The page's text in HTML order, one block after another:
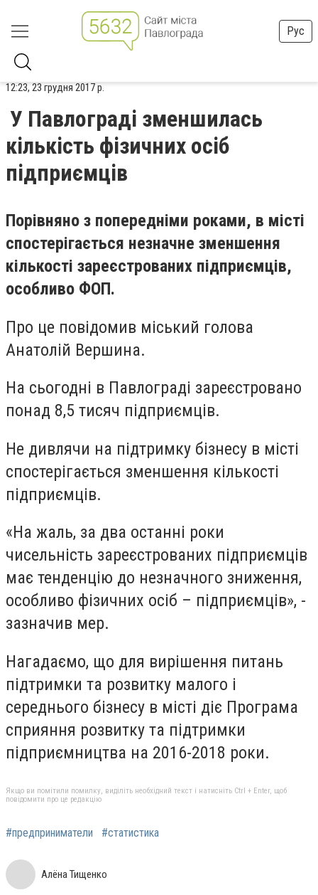
Рус
12:23, 23 грудня 2017 р.
У Павлограді зменшилась
кількість фізичних осіб
підприємців
Порівняно з попередніми роками, в місті
спостерігається незначне зменшення
кількості зареєстрованих підприємців,
особливо ФОП.
Про це повідомив міський голова
Анатолій Вершина.
На сьогодні в Павлограді зареєстровано
понад 8,5 тисяч підприємців.
Не дивлячи на підтримку бізнесу в місті
спостерігається зменшення кількості
підприємців.
«На жаль, за два останні роки
чисельність зареєстрованих підприємців
має тенденцію до незначного зниження,
особливо фізичних осіб – підприємців», -
зазначив мер.
Нагадаємо, що для вирішення питань
підтримки та розвитку малого і
середнього бізнесу в місті діє Програма
сприяння розвитку та підтримки
підприємництва на 2016-2018 роки.
Якщо ви помітили помилку, виділіть необхідний текст і натисніть Ctrl + Enter, щоб
повідомити про це редакцію
#предприниматели #статистика
Алёна Тищенко